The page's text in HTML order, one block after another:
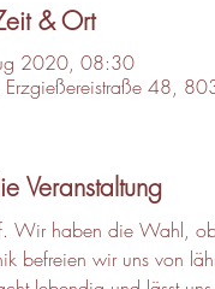
& Ort
2020, 08:30
48,
Veranstaltung
Wir haben die Wahl,
befreien wir uns von